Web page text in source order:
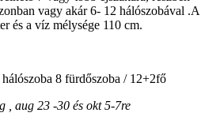
vagy akár 6- 12 hálószobával .A
és a víz mélysége 110 cm.
hálószoba 8 fürdőszoba / 12+2fő
, aug 23 -30 és okt 5-7re